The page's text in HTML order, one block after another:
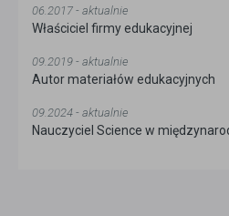
06.2017 - aktualnie
Właściciel firmy edukacyjnej
09.2019 - aktualnie
Autor materiałów edukacyjnych
09.2024 - aktualnie
Nauczyciel Science w